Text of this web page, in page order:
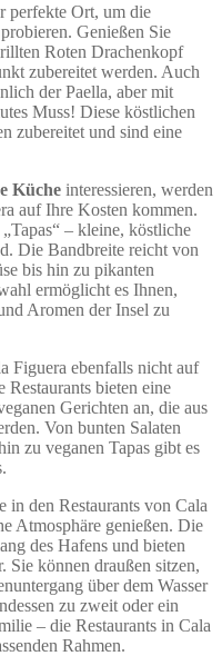
perfekte Ort, um die
Genießen Sie
Roten Drachenkopf
zubereitet werden. Auch
der Paella, aber mit
Muss! Diese köstlichen
zubereitet und sind eine
Küche interessieren, werden
auf Ihre Kosten kommen.
– kleine, köstliche
Die Bandbreite reicht von
bis hin zu pikanten
ermöglicht es Ihnen,
Aromen der Insel zu
Figuera ebenfalls nicht auf
bieten eine
Gerichten an, die aus
Von bunten Salaten
zu veganen Tapas gibt es
in den Restaurants von Cala
Atmosphäre genießen. Die
des Hafens und bieten
Sie können draußen sitzen,
über dem Wasser
zu zweit oder ein
– die Restaurants in Cala
Rahmen.